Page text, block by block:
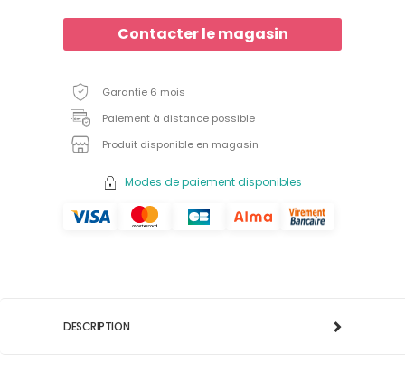
Contacter le magasin
Garantie 6 mois
Paiement à distance possible
Produit disponible en magasin
Modes de paiement disponibles
DESCRIPTION